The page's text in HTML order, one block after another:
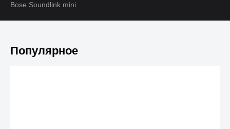
Bose Soundlink mini
Популярное